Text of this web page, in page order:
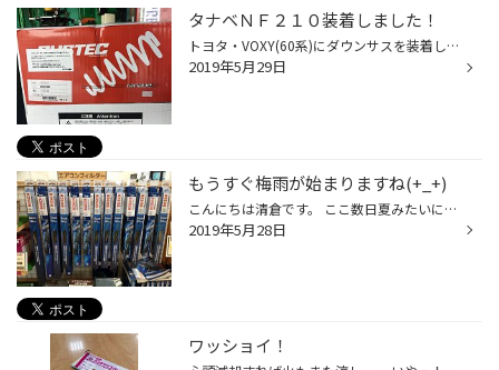
タナベＮＦ２１０装着しました！
トヨタ・VOXY(60系)にダウンサスを装着しました！ 今回使用したダウンサスはこちら。 タナベさんのサステック『NF210』です。 タナベさんには下げ幅重視の『DF210』というモデルと リフトアップ用の『UP210』がラインナップされています。 それでは取り付け開始！！ 60系は久しぶりですね～。 最近...
2019年5月29日
もうすぐ梅雨が始まりますね(+_+)
こんにちは清倉です。 ここ数日夏みたいに暑くて少し体調が思わしくない状態です(>_<) 皆さんも体調には気を付けてください。 もうすぐ6月、梅雨時期になりますね・・・ 洗濯物が乾かないし外に出かけても雨・・・ テンションが上がりません(+_+) しかもワイパーのふき取りが悪くなってしまい慌てて...
2019年5月28日
ワッショイ！